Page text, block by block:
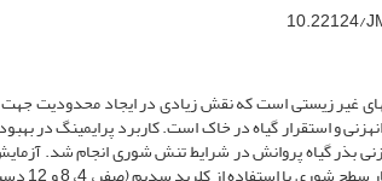
10.22124/
غیر زیستی است که نقش زیادی در ایجاد محدودیت
و استقرار گیاه در خاک است. کاربرد پرایمینگ در
بذر گیاه پروانش در شرایط تنش شوری انجام شد.